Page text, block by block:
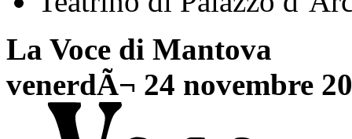
La Voce di Mantova
venerdÃ¬ 24 novembre